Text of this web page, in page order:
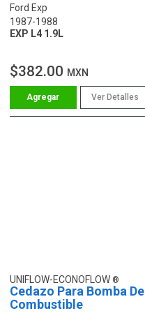
Ford Exp
1987-1988
EXP L4 1.9L
$382.00 MXN
Ver Detalles
UNIFLOW-ECONOFLOW
Cedazo Para Bomba De
Combustible